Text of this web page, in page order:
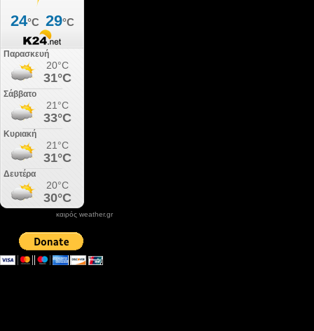
καιρός weather.gr